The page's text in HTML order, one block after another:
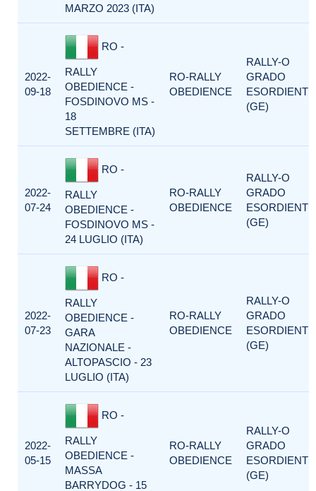
MARZO 2023 (ITA)
2022-
09-18
RO -
RALLY
OBEDIENCE -
FOSDINOVO MS -
18
SETTEMBRE (ITA)
RO-RALLY
OBEDIENCE
RALLY-O
GRADO
ESORDIENTI
(GE)
2022-
07-24
RO -
RALLY
OBEDIENCE -
FOSDINOVO MS -
24 LUGLIO (ITA)
RO-RALLY
OBEDIENCE
RALLY-O
GRADO
ESORDIENTI
(GE)
2022-
07-23
RO -
RALLY
OBEDIENCE -
GARA
NAZIONALE -
ALTOPASCIO - 23
LUGLIO (ITA)
RO-RALLY
OBEDIENCE
RALLY-O
GRADO
ESORDIENTI
(GE)
2022-
05-15
RO -
RALLY
OBEDIENCE -
MASSA
BARRYDOG - 15
RO-RALLY
OBEDIENCE
RALLY-O
GRADO
ESORDIENTI
(GE)